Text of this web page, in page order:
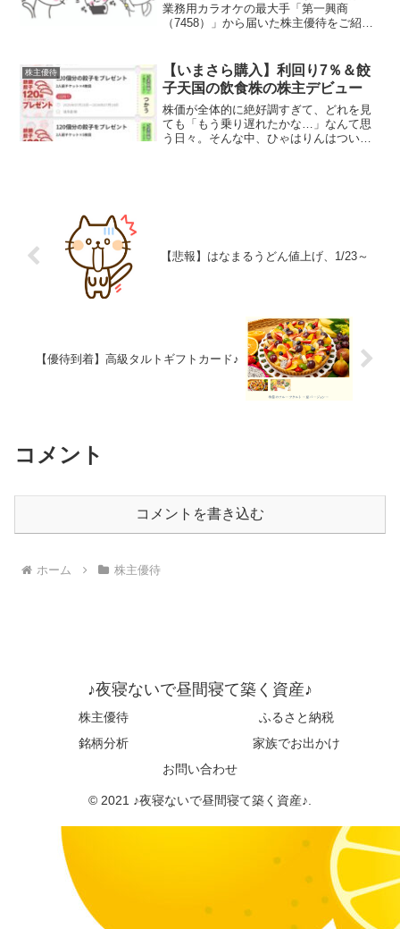
業務用カラオケの最大手「第一興商
（7458）」から届いた株主優待をご紹介
末と9月末時点の株主を対象にカラオケ
「ビッグエコー」やグ...
株主優待
【いまさら購入】利回り7％＆餃
子天国の飲食株の株主デビュー
株価が全体的に絶好調すぎて、どれを見
ても「もう乗り遅れたかな…」なんて思
う日々。そんな中、ひゃはりんはついに
【悲報】はなまるうどん値上げ、1/23～
【優待到着】高級タルトギフトカード♪
コメント
コメントを書き込む
ホーム 株主優待
♪夜寝ないで昼間寝て築く資産♪
株主優待
ふるさと納税
銘柄分析
家族でお出かけ
お問い合わせ
© 2021 ♪夜寝ないで昼間寝て築く資産♪.